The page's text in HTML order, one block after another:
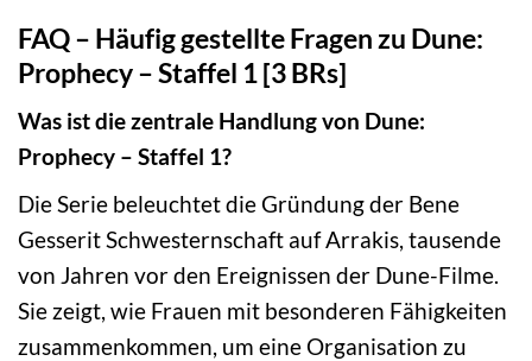
FAQ – Häufig gestellte Fragen zu Dune:
Prophecy – Staffel 1 [3 BRs]
Was ist die zentrale Handlung von Dune:
Prophecy – Staffel 1?
Die Serie beleuchtet die Gründung der Bene
Gesserit Schwesternschaft auf Arrakis, tausende
von Jahren vor den Ereignissen der Dune-Filme.
Sie zeigt, wie Frauen mit besonderen Fähigkeiten
zusammenkommen, um eine Organisation zu